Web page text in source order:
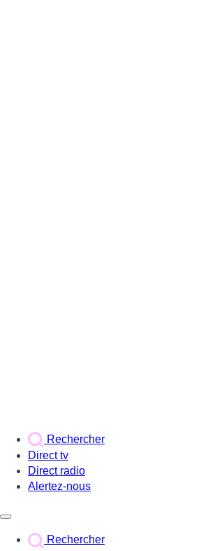
Rechercher
Direct tv
Direct radio
Alertez-nous
Rechercher